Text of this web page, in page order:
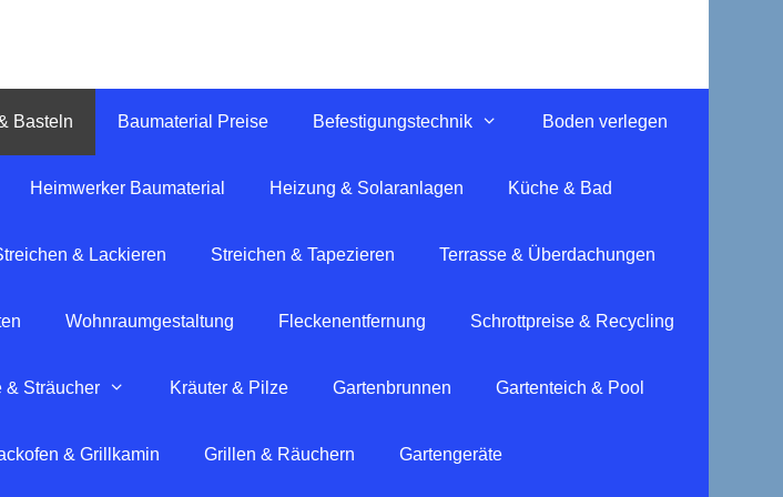
Basteln Baumaterial Preise Befestigungstechnik Boden verlegen
Heimwerker Baumaterial Heizung & Solaranlagen Küche & Bad
& Lackieren Streichen & Tapezieren Terrasse & Überdachungen
Wohnraumgestaltung Fleckenentfernung Schrottpreise & Recycling
& Sträucher Kräuter & Pilze Gartenbrunnen Gartenteich & Pool
& Grillkamin Grillen & Räuchern Gartengeräte